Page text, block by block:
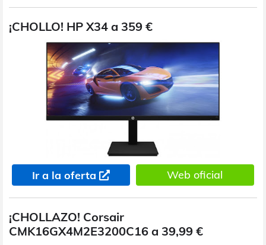
¡CHOLLO! HP X34 a 359 €
Ir a la oferta Web oficial
¡CHOLLAZO! Corsair
CMK16GX4M2E3200C16 a 39,99 €